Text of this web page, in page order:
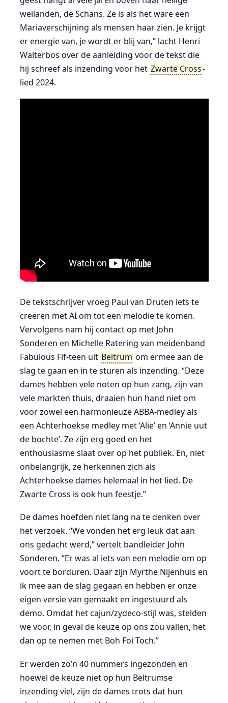
weilanden, de Schans. Ze is als het ware een
Mariaverschijning als mensen haar zien. Je krijgt
er energie van, je wordt er blij van,” lacht Henri
Walterbos over de aanleiding voor de tekst die
hij schreef als inzending voor het Zwarte Cross-
lied 2024.
De tekstschrijver vroeg Paul van Druten iets te
creëren met AI om tot een melodie te komen.
Vervolgens nam hij contact op met John
Sonderen en Michelle Ratering van meidenband
Fabulous Fif-teen uit Beltrum om ermee aan de
slag te gaan en in te sturen als inzending. “Deze
dames hebben vele noten op hun zang, zijn van
vele markten thuis, draaien hun hand niet om
voor zowel een harmonieuze ABBA-medley als
een Achterhoekse medley met ‘Alie’ en ‘Annie uut
de bochte’. Ze zijn erg goed en het
enthousiasme slaat over op het publiek. En, niet
onbelangrijk, ze herkennen zich als
Achterhoekse dames helemaal in het lied. De
Zwarte Cross is ook hun feestje.”
De dames hoefden niet lang na te denken over
het verzoek. “We vonden het erg leuk dat aan
ons gedacht werd,” vertelt bandleider John
Sonderen. “Er was al iets van een melodie om op
voort te borduren. Daar zijn Myrthe Nijenhuis en
ik mee aan de slag gegaan en hebben er onze
eigen versie van gemaakt en ingestuurd als
demo. Omdat het cajun/zydeco-stijl was, stelden
we voor, in geval de keuze op ons zou vallen, het
dan op te nemen met Boh Foi Toch.”
Er werden zo’n 40 nummers ingezonden en
hoewel de keuze niet op hun Beltrumse
inzending viel, zijn de dames trots dat hun